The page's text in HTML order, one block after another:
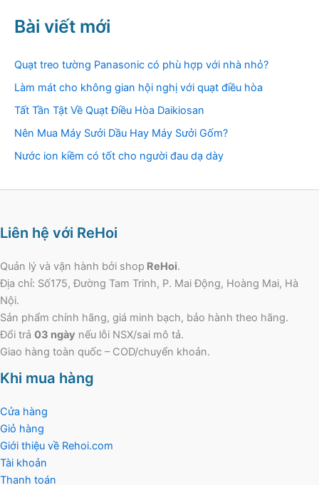
Bài viết mới
Quạt treo tường Panasonic có phù hợp với nhà nhỏ?
Làm mát cho không gian hội nghị với quạt điều hòa
Tất Tần Tật Về Quạt Điều Hòa Daikiosan
Nên Mua Máy Sưởi Dầu Hay Máy Sưởi Gốm?
Nước ion kiềm có tốt cho người đau dạ dày
Liên hệ với ReHoi
Quản lý và vận hành bởi shop ReHoi.
Địa chỉ: Số175, Đường Tam Trinh, P. Mai Động, Hoàng Mai, Hà
Nội.
Sản phẩm chính hãng, giá minh bạch, bảo hành theo hãng.
Đổi trả 03 ngày nếu lỗi NSX/sai mô tả.
Giao hàng toàn quốc – COD/chuyển khoản.
Khi mua hàng
Cửa hàng
Giỏ hàng
Giới thiệu về Rehoi.com
Tài khoản
Thanh toán